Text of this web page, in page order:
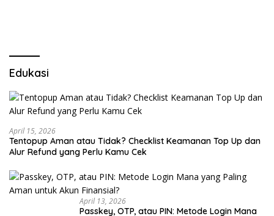
Edukasi
April 15, 2026
Tentopup Aman atau Tidak? Checklist Keamanan Top Up dan
Alur Refund yang Perlu Kamu Cek
April 13, 2026
Passkey, OTP, atau PIN: Metode Login Mana